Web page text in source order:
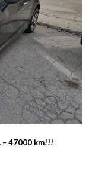
– 47000 km!!!